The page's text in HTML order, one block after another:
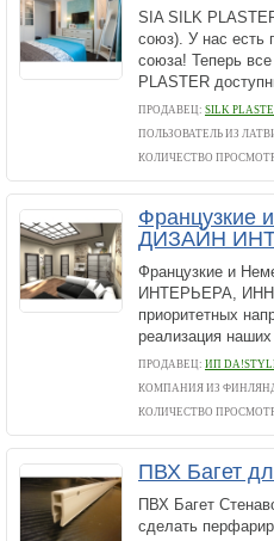
SIA SILK
союз). У нас есть
союза! Теперь
PLASTER
ПРОДАВЕЦ: SILK
ПОЛЬЗОВАТЕЛЬ ИЗ
КОЛИЧЕСТВО
ДИЗАЙН
Французкие и
ИНТЕРЬЕРА,
приоритетных
реализация
ПРОДАВЕЦ: ИП
КОМПАНИЯ ИЗ
КОЛИЧЕСТВО
ПВХ Багет
ПВХ Багет
сделать